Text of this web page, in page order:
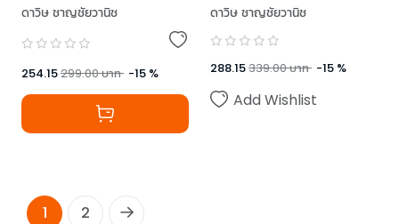
ดาวิษ ชาญชัยวานิช
254.15299.00บาท -15 %
ดาวิษ ชาญชัยวานิช
288.15339.00บาท -15 %
Add Wishlist
1 2